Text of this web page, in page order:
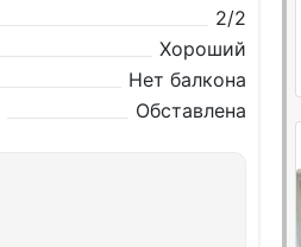
2/2
Хороший
Нет балкона
Обставлена